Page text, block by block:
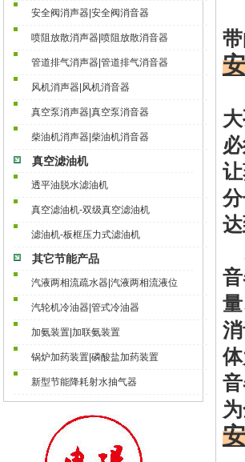
安全阀消声器|安全阀消音器
喷阻放散消声器|喷阻放散消音器
管道排气消声器|管道排气消音器
风机消声器|风机消音器
真空泵消声器|真空泵消音器
柴油机消声器|柴油机消音器
真空滤油机
透平油脱水滤油机
真空滤油机-双级真空滤油机
滤油机-板框压力式滤油机
其它节能产品
汽液两相流疏水器|汽液两相流液位
汽轮机冷油器|管式冷油器
加氨装置|加联氨装置
锅炉加药装置|磷酸盐加药装置
新型节能降耗射水抽气器